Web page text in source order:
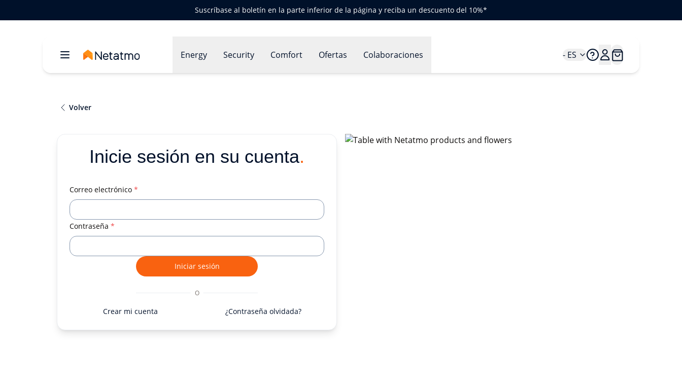
Suscríbase al boletín en la parte inferior de la página y reciba un descuento del 10%*
Energy Security Comfort Ofertas Colaboraciones - ES
Volver
Inicie sesión en su cuenta.
Correo electrónico *
Contraseña *
Iniciar sesión
O
Crear mi cuenta ¿Contraseña olvidada?